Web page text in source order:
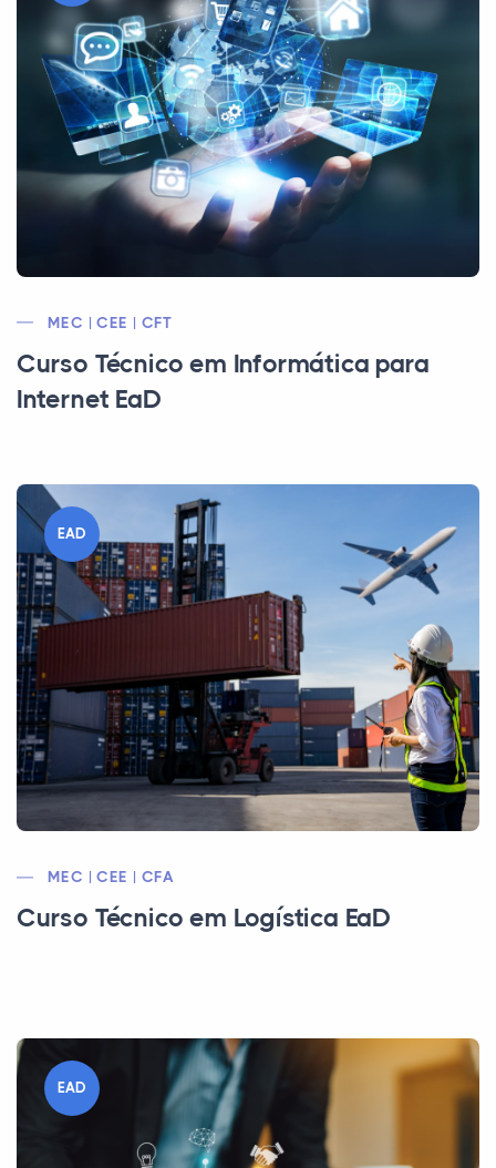
MEC | CEE | CFT
Curso Técnico em Informática para
Internet EaD
EAD
MEC | CEE | CFA
Curso Técnico em Logística EaD
EAD